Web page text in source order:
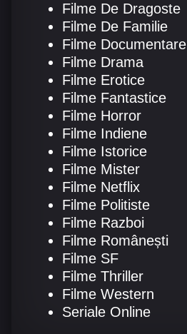
Filme De Dragoste
Filme De Familie
Filme Documentare
Filme Drama
Filme Erotice
Filme Fantastice
Filme Horror
Filme Indiene
Filme Istorice
Filme Mister
Filme Netflix
Filme Politiste
Filme Razboi
Filme Românești
Filme SF
Filme Thriller
Filme Western
Seriale Online